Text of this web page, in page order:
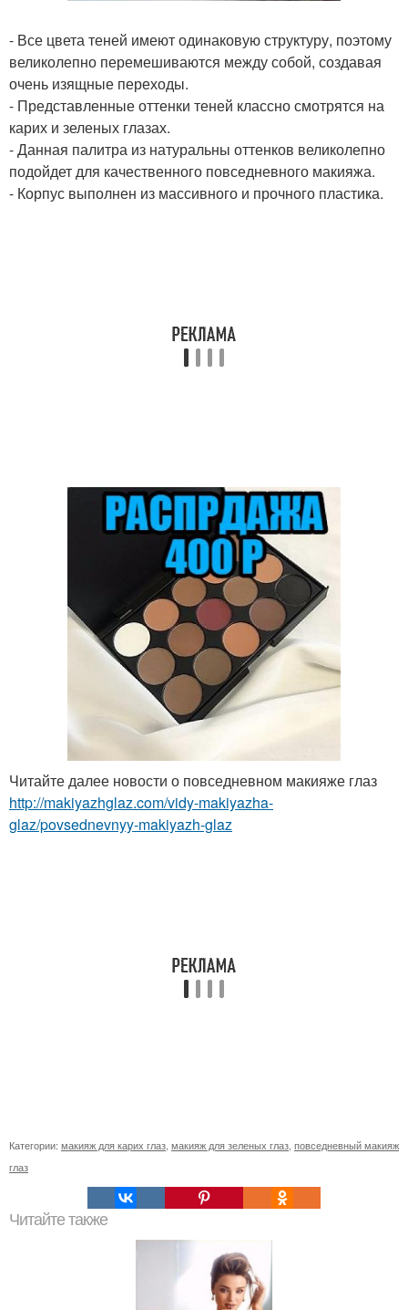
- Все цвета теней имеют одинаковую структуру, поэтому
великолепно перемешиваются между собой, создавая
очень изящные переходы.
- Представленные оттенки теней классно смотрятся на
карих и зеленых глазах.
- Данная палитра из натуральны оттенков великолепно
подойдет для качественного повседневного макияжа.
- Корпус выполнен из массивного и прочного пластика.
Читайте далее новости о повседневном макияже глаз
http://makiyazhglaz.com/vidy-makiyazha-
glaz/povsednevnyy-makiyazh-glaz
Категории: макияж для карих глаз макияж для зеленых глаз повседневный макияж
глаз
Читайте также